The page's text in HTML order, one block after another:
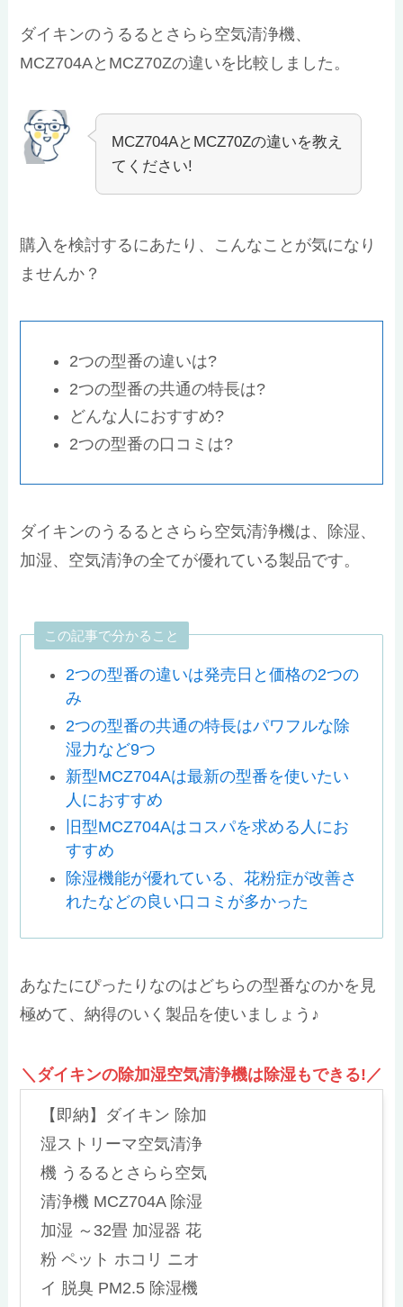
ダイキンのうるるとさらら空気清浄機、
MCZ704AとMCZ70Zの違いを比較しました。
MCZ704AとMCZ70Zの違いを教え
てください!
購入を検討するにあたり、こんなことが気になり
ませんか？
2つの型番の違いは?
2つの型番の共通の特長は?
どんな人におすすめ?
2つの型番の口コミは?
ダイキンのうるるとさらら空気清浄機は、除湿、
加湿、空気清浄の全てが優れている製品です。
この記事で分かること
2つの型番の違いは発売日と価格の2つの
み
2つの型番の共通の特長はパワフルな除
湿力など9つ
新型MCZ704Aは最新の型番を使いたい
人におすすめ
旧型MCZ704Aはコスパを求める人にお
すすめ
除湿機能が優れている、花粉症が改善さ
れたなどの良い口コミが多かった
あなたにぴったりなのはどちらの型番なのかを見
極めて、納得のいく製品を使いましょう♪
＼ダイキンの除加湿空気清浄機は除湿もできる!／
【即納】ダイキン 除加
湿ストリーマ空気清浄
機 うるるとさらら空気
清浄機 MCZ704A 除湿
加湿 ～32畳 加湿器 花
粉 ペット ホコリ ニオ
イ 脱臭 PM2.5 除湿機